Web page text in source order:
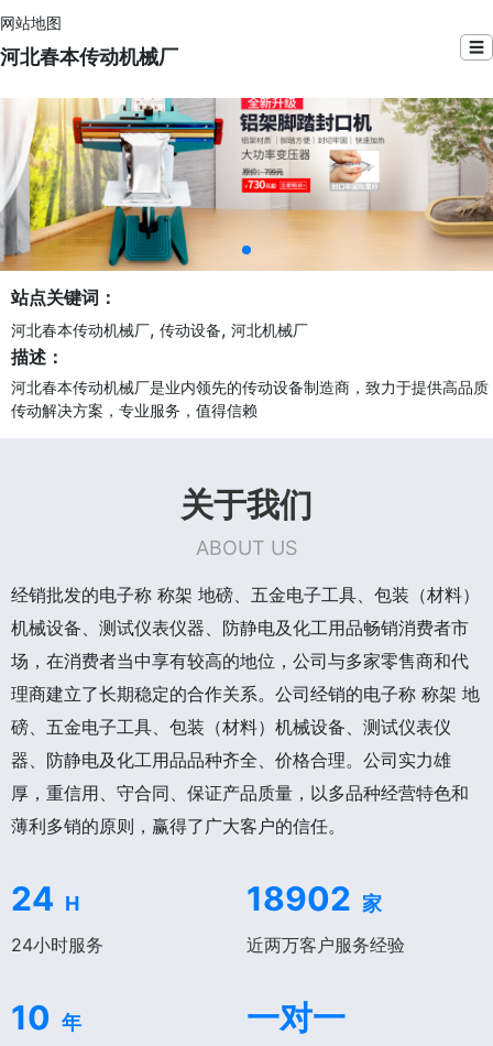
网站地图
河北春本传动机械厂 ☰
站点关键词：
河北春本传动机械厂, 传动设备, 河北机械厂
描述：
河北春本传动机械厂是业内领先的传动设备制造商，致力于提供高品质
传动解决方案，专业服务，值得信赖
关于我们
ABOUT US
经销批发的电子称 称架 地磅、五金电子工具、包装（材料）
机械设备、测试仪表仪器、防静电及化工用品畅销消费者市
场，在消费者当中享有较高的地位，公司与多家零售商和代
理商建立了长期稳定的合作关系。公司经销的电子称 称架 地
磅、五金电子工具、包装（材料）机械设备、测试仪表仪
器、防静电及化工用品品种齐全、价格合理。公司实力雄
厚，重信用、守合同、保证产品质量，以多品种经营特色和
薄利多销的原则，赢得了广大客户的信任。
24 H
24小时服务
18902 家
近两万客户服务经验
10 年 一对一